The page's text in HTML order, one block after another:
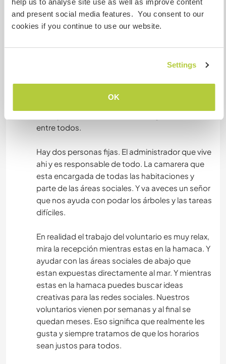
and present social media features. You consent to our
cookies if you continue to use our website.
Settings
OK
encantada de conocerte y que formes parte.
turnos
mañana entre las 9:00 am y una hora máximo
muchos huéspedes). Tienes dos días libres:
entre todos.
Hay dos personas fijas. El administrador que vive
ahi y es responsable de todo. La camarera que
esta encargada de todas las habitaciones y
parte de las áreas sociales. Y va aveces un señor
que nos ayuda con podar los árboles y las tareas
difíciles.
En realidad el trabajo del voluntario es muy relax,
mira la recepción mientras estas en la hamaca. Y
ayudar con las áreas sociales de abajo que
estan expuestas directamente al mar. Y mientras
estas en la hamaca puedes buscar ideas
creativas para las redes sociales. Nuestros
voluntarios vienen por semanas y al final se
quedan meses. Eso significa que realmente les
gusta y siempre tratamos de que los horarios
sean justos para todos.